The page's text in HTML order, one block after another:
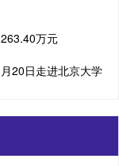
万元
20日走进北京大学